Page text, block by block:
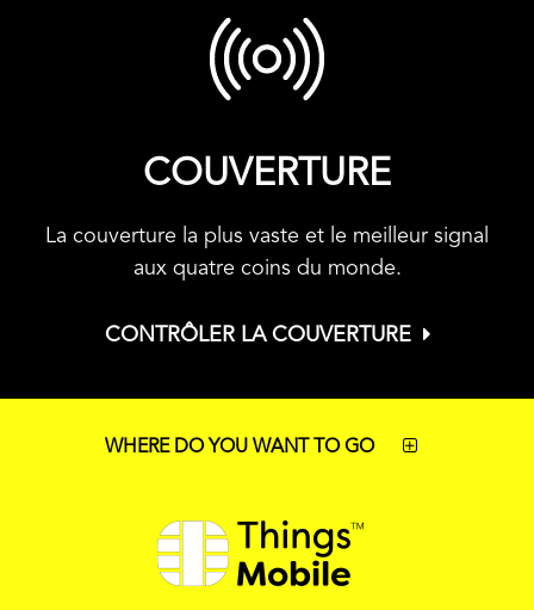
COUVERTURE
La couverture la plus vaste et le meilleur signal
aux quatre coins du monde.
CONTRÔLER LA COUVERTURE
WHERE DO YOU WANT TO GO